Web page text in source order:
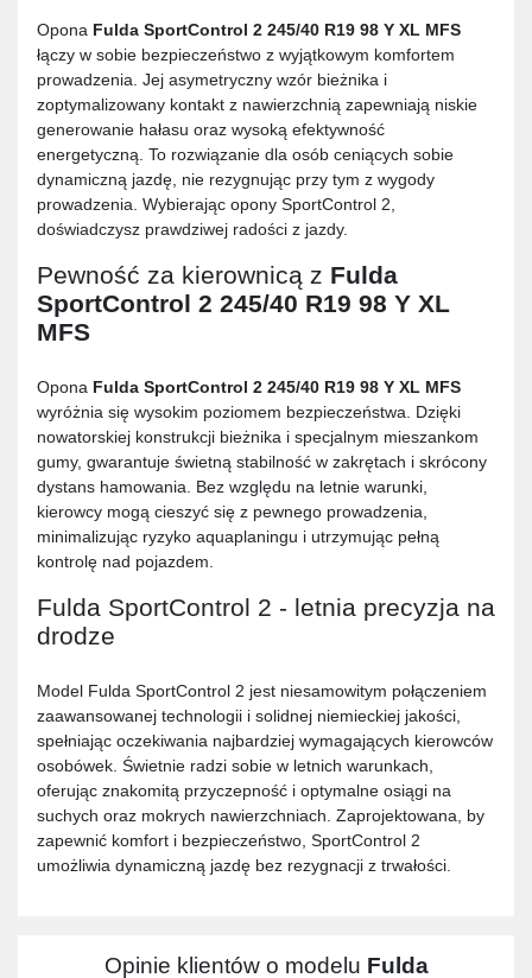
Opona Fulda SportControl 2 245/40 R19 98 Y XL MFS
łączy w sobie bezpieczeństwo z wyjątkowym komfortem
prowadzenia. Jej asymetryczny wzór bieżnika i
zoptymalizowany kontakt z nawierzchnią zapewniają niskie
generowanie hałasu oraz wysoką efektywność
energetyczną. To rozwiązanie dla osób ceniących sobie
dynamiczną jazdę, nie rezygnując przy tym z wygody
prowadzenia. Wybierając opony SportControl 2,
doświadczysz prawdziwej radości z jazdy.
Pewność za kierownicą z Fulda
SportControl 2 245/40 R19 98 Y XL
MFS
Opona Fulda SportControl 2 245/40 R19 98 Y XL MFS
wyróżnia się wysokim poziomem bezpieczeństwa. Dzięki
nowatorskiej konstrukcji bieżnika i specjalnym mieszankom
gumy, gwarantuje świetną stabilność w zakrętach i skrócony
dystans hamowania. Bez względu na letnie warunki,
kierowcy mogą cieszyć się z pewnego prowadzenia,
minimalizując ryzyko aquaplaningu i utrzymując pełną
kontrolę nad pojazdem.
Fulda SportControl 2 - letnia precyzja na
drodze
Model Fulda SportControl 2 jest niesamowitym połączeniem
zaawansowanej technologii i solidnej niemieckiej jakości,
spełniając oczekiwania najbardziej wymagających kierowców
osobówek. Świetnie radzi sobie w letnich warunkach,
oferując znakomitą przyczepność i optymalne osiągi na
suchych oraz mokrych nawierzchniach. Zaprojektowana, by
zapewnić komfort i bezpieczeństwo, SportControl 2
umożliwia dynamiczną jazdę bez rezygnacji z trwałości.
Opinie klientów o modelu Fulda